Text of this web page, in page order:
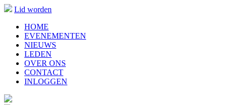
Lid worden
HOME
EVENEMENTEN
NIEUWS
LEDEN
OVER ONS
CONTACT
INLOGGEN